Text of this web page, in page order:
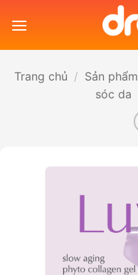
qua
Trang chủ / Sản phẩm
sóc da